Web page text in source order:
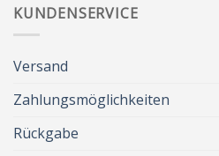
KUNDENSERVICE
Versand
Zahlungsmöglichkeiten
Rückgabe